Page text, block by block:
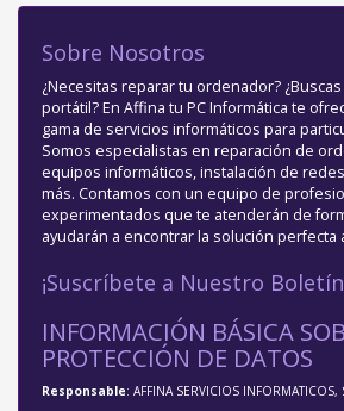
Sobre Nosotros
¿Necesitas reparar tu ordenador?
portátil? En Affina tu PC Informática te
gama de servicios informáticos para
Somos especialistas en reparación de
equipos informáticos, instalación de
más. Contamos con un equipo de
experimentados que te atenderán de
ayudarán a encontrar la solución perfecta
¡Suscríbete a Nuestro
INFORMACIÓN BÁSICA
PROTECCIÓN DE DATOS
Responsable: AFFINA SERVICIOS INFORMATICOS,